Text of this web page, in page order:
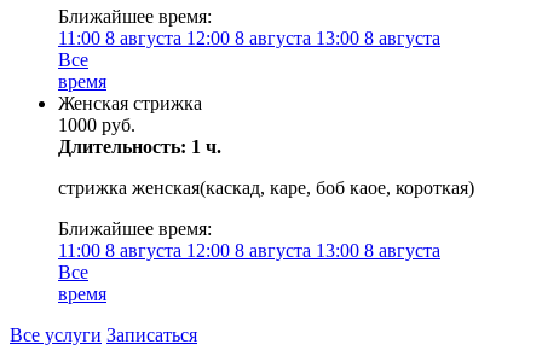
Ближайшее время:
11:00 8 августа 12:00 8 августа 13:00 8 августа
Все
время
Женская стрижка
1000 руб.
Длительность: 1 ч.
стрижка женская(каскад, каре, боб каое, короткая)
Ближайшее время:
11:00 8 августа 12:00 8 августа 13:00 8 августа
Все
время
Все услуги Записаться